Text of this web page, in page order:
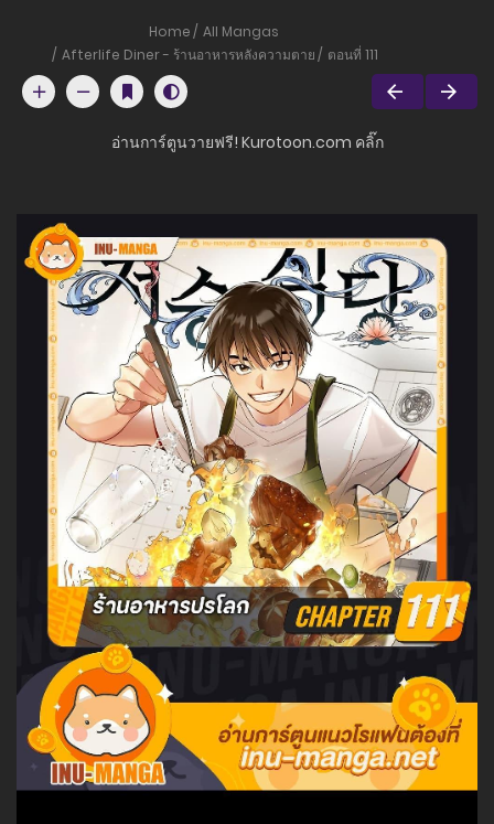
Home
All Mangas
Afterlife Diner - ร้านอาหารหลังความตาย
ตอนที่ 111
อ่านการ์ตูนวายฟรี! Kurotoon.com คลิ๊ก